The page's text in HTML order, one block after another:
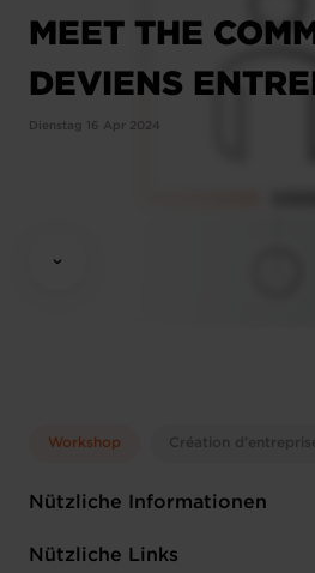
MEET THE
DEVIENS
Dienstag 16 Apr 2024
Workshop Création d'entreprise
Nützliche Informationen
Dienstag 16 Apr 2024
Nützliche Links